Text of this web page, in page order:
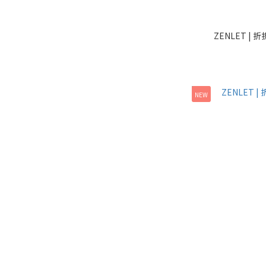
ZENLET | 折
NEW